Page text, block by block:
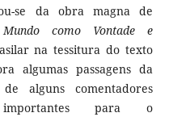
se da obra magna de
como Vontade e
na tessitura do texto
algumas passagens da
alguns comentadores
importantes para o